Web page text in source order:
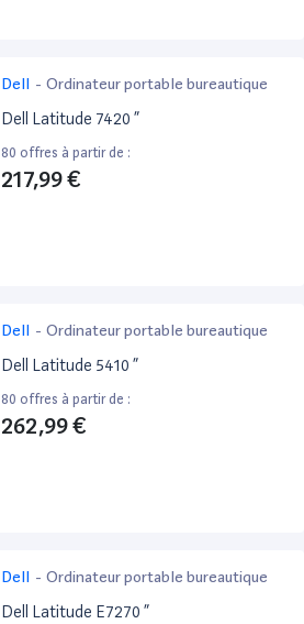
Dell - Ordinateur portable bureautique
Dell Latitude 7420 ”
80 offres à partir de :
217,99 €
Dell - Ordinateur portable bureautique
Dell Latitude 5410 ”
80 offres à partir de :
262,99 €
Dell - Ordinateur portable bureautique
Dell Latitude E7270 ”